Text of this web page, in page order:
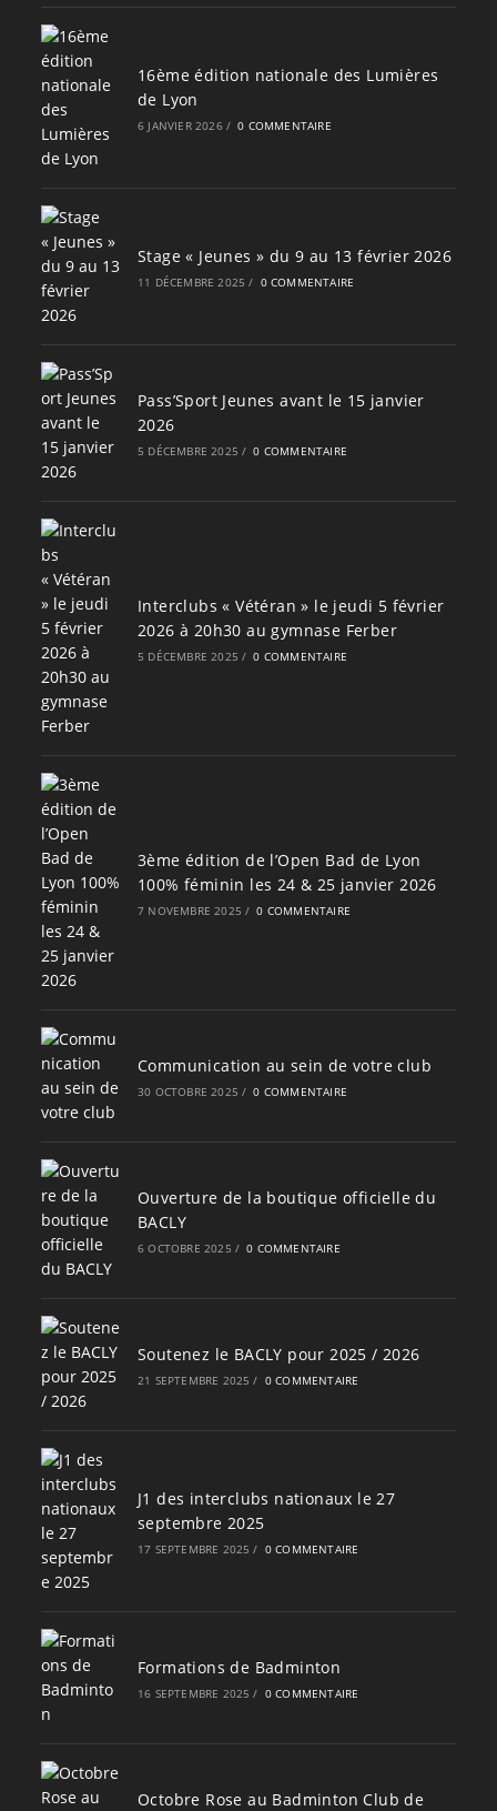
16ème édition nationale des Lumières
de Lyon
6 JANVIER 2026 / 0 COMMENTAIRE
Stage « Jeunes » du 9 au 13 février 2026
11 DÉCEMBRE 2025 / 0 COMMENTAIRE
Pass’Sport Jeunes avant le 15 janvier
2026
5 DÉCEMBRE 2025 / 0 COMMENTAIRE
Interclubs « Vétéran » le jeudi 5 février
2026 à 20h30 au gymnase Ferber
5 DÉCEMBRE 2025 / 0 COMMENTAIRE
3ème édition de l’Open Bad de Lyon
100% féminin les 24 & 25 janvier 2026
7 NOVEMBRE 2025 / 0 COMMENTAIRE
Communication au sein de votre club
30 OCTOBRE 2025 / 0 COMMENTAIRE
Ouverture de la boutique officielle du
BACLY
6 OCTOBRE 2025 / 0 COMMENTAIRE
Soutenez le BACLY pour 2025 / 2026
21 SEPTEMBRE 2025 / 0 COMMENTAIRE
J1 des interclubs nationaux le 27
septembre 2025
17 SEPTEMBRE 2025 / 0 COMMENTAIRE
Formations de Badminton
16 SEPTEMBRE 2025 / 0 COMMENTAIRE
Octobre Rose au Badminton Club de